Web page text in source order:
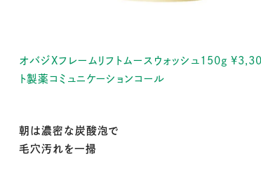
オバジXフレームリフトムースウォッシュ150g
ト製薬コミュニケーションコール
朝は濃密な炭酸泡で
毛穴汚れを一掃